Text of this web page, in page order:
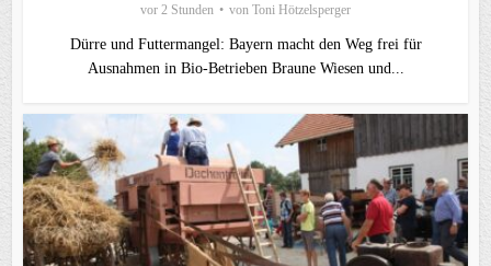
vor 2 Stunden von Toni Hötzelsperger
Dürre und Futtermangel: Bayern macht den Weg frei für
Ausnahmen in Bio-Betrieben Braune Wiesen und...